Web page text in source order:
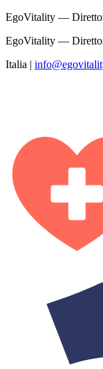
EgoVitality —
EgoVitality —
Italia |